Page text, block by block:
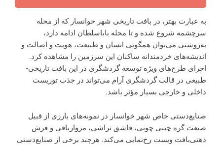
به عبارت بهتر، در بافت تاریخی شهر خوانسار که از محله
سرچشمه شروع شده و تا محله باباسلطان ادامه دارد،
به‌روشنی می‌توان همگونی انسان و طبیعت، هویت و اصالت و
اندیشه‌های خردمندانه ساکنان این سرزمین را مشاهده کرد.
اجرای طرح‌های ویژه توسعه گردشگری در این بافت تاریخی-
طبیعی در قالب گردشگری آرام می‌تواند در جذب توریست
داخلی و خارجی بسیار مؤثر باشد.
صنایع‌دستی خاص شهر خوانسار در نمونه‌های بارزی از قبیل
صنعت گره چینی چوبی، قاشق تراشی، مرواربافی و فرش
ذهنی‌بافت ویست رخ‌نمایی می‌کند. هرچند برخی از صنایع‌دستی